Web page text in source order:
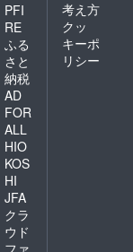
PFI
RE
ふる
さと
納税
AD
FOR
ALL
HIO
KOS
HI
JFA
クラ
ウド
ファ
考え方
クッ
キーポ
リシー